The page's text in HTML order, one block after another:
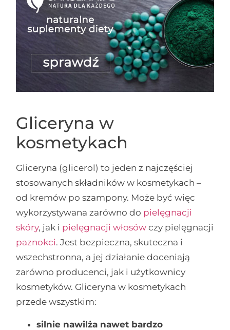
Gliceryna w
kosmetykach
Gliceryna (glicerol) to jeden z najczęściej
stosowanych składników w kosmetykach –
od kremów po szampony. Może być więc
wykorzystywana zarówno do pielęgnacji
skóry, jak i pielęgnacji włosów czy pielęgnacji
paznokci. Jest bezpieczna, skuteczna i
wszechstronna, a jej działanie doceniają
zarówno producenci, jak i użytkownicy
kosmetyków. Gliceryna w kosmetykach
przede wszystkim:
silnie nawilża nawet bardzo